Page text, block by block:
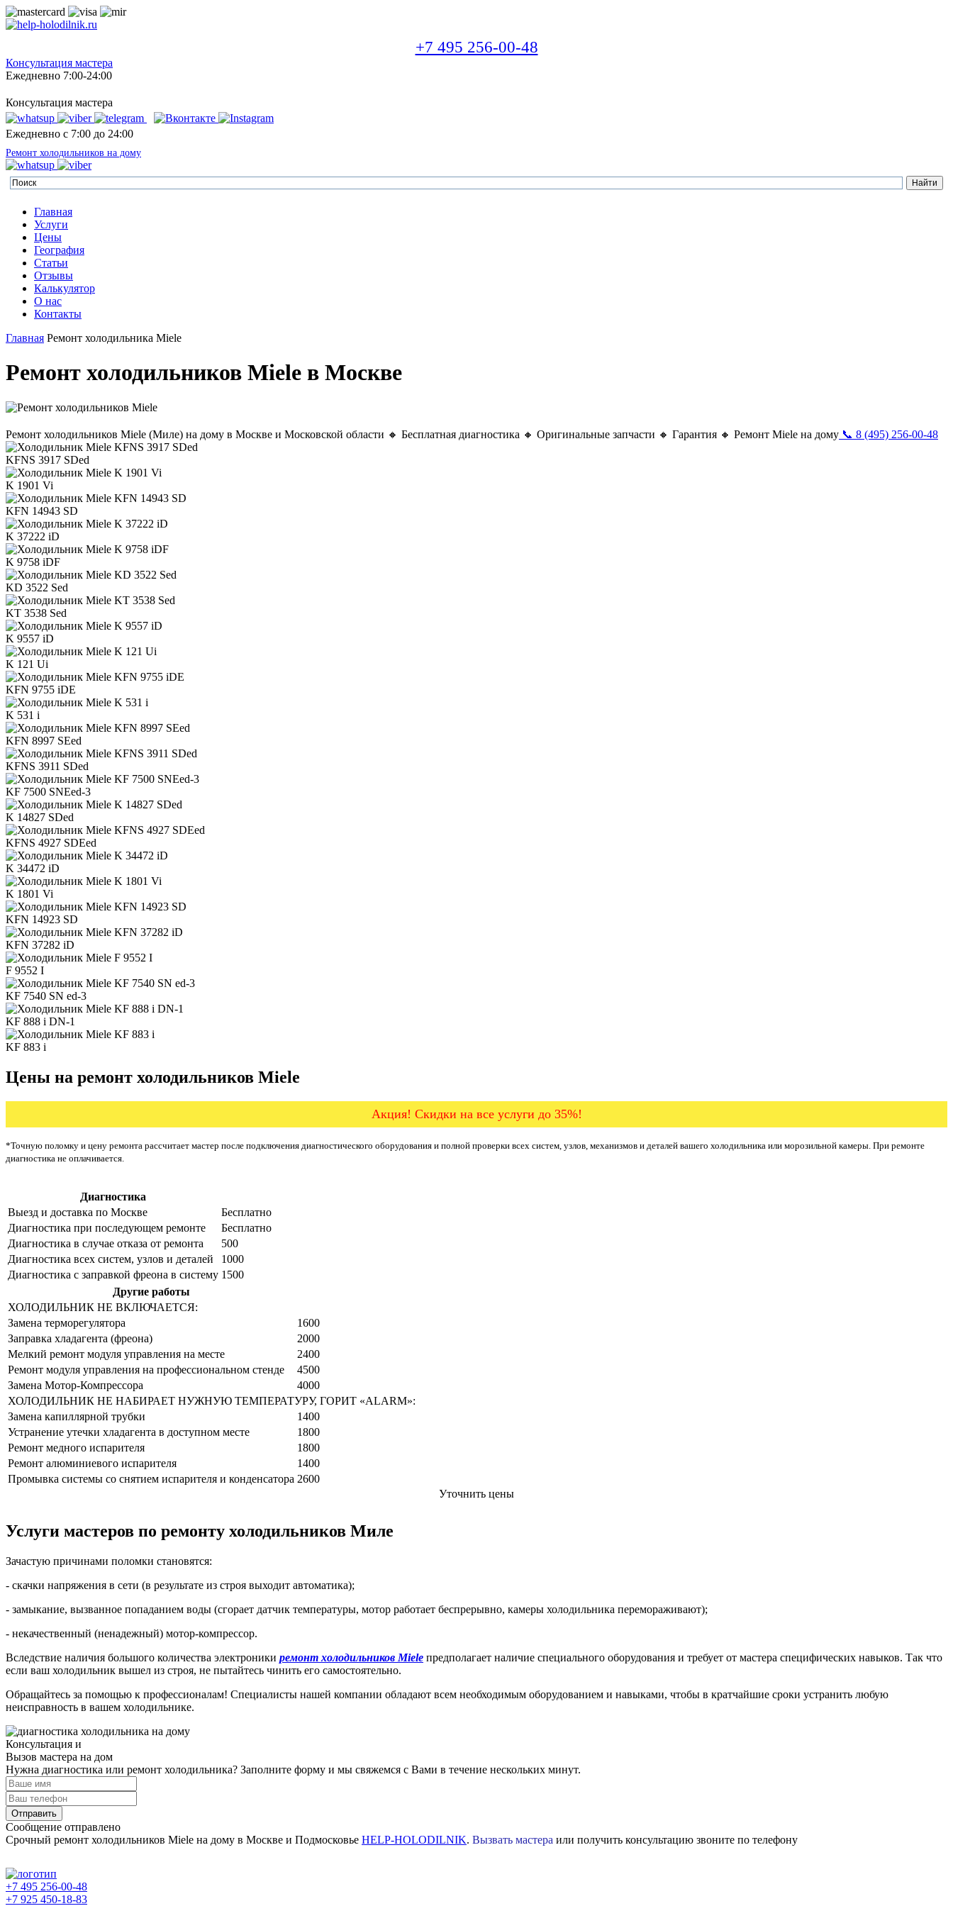
+7 495 256-00-48
Консультация мастера
Ежедневно 7:00-24:00
Консультация мастера
Ежедневно с 7:00 до 24:00
Ремонт холодильников на дому
Главная
Услуги
Цены
География
Статьи
Отзывы
Калькулятор
О нас
Контакты
Главная Ремонт холодильника Miele
Ремонт холодильников Miele в Москве
Ремонт холодильников Miele (Миле) на дому в Москве и Московской области 🔸 Бесплатная диагностика 🔸 Оригинальные запчасти 🔸 Гарантия 🔸 Ремонт Miele на дому 📞 8 (495) 256-00-48
KFNS 3917 SDed
K 1901 Vi
KFN 14943 SD
K 37222 iD
K 9758 iDF
KD 3522 Sed
KT 3538 Sed
K 9557 iD
K 121 Ui
KFN 9755 iDE
K 531 i
KFN 8997 SEed
KFNS 3911 SDed
KF 7500 SNEed-3
K 14827 SDed
KFNS 4927 SDEed
K 34472 iD
K 1801 Vi
KFN 14923 SD
KFN 37282 iD
F 9552 I
KF 7540 SN ed-3
KF 888 i DN-1
KF 883 i
Цены на ремонт холодильников Miele
Акция! Скидки на все услуги до 35%!
*Точную поломку и цену ремонта рассчитает мастер после подключения диагностического оборудования и полной проверки всех систем, узлов, механизмов и деталей вашего холодильника или морозильной камеры. При ремонте
диагностика не оплачивается.
Диагностика
Выезд и доставка по Москве
Бесплатно
Диагностика при последующем ремонте
Бесплатно
Диагностика в случае отказа от ремонта
500
Диагностика всех систем, узлов и деталей
1000
Диагностика с заправкой фреона в систему 1500
Другие работы
ХОЛОДИЛЬНИК НЕ ВКЛЮЧАЕТСЯ:
Замена терморегулятора
1600
Заправка хладагента (фреона)
2000
Мелкий ремонт модуля управления на месте
2400
Ремонт модуля управления на профессиональном стенде
4500
Замена Мотор-Компрессора
4000
ХОЛОДИЛЬНИК НЕ НАБИРАЕТ НУЖНУЮ ТЕМПЕРАТУРУ, ГОРИТ «ALARM»:
Замена капиллярной трубки
1400
Устранение утечки хладагента в доступном месте
1800
Ремонт медного испарителя
1800
Ремонт алюминиевого испарителя
1400
Промывка системы со снятием испарителя и конденсатора 2600
Уточнить цены
Услуги мастеров по ремонту холодильников Миле
Зачастую причинами поломки становятся:
- скачки напряжения в сети (в результате из строя выходит автоматика);
- замыкание, вызванное попаданием воды (сгорает датчик температуры, мотор работает беспрерывно, камеры холодильника перемораживают);
- некачественный (ненадежный) мотор-компрессор.
Вследствие наличия большого количества электроники ремонт холодильников Miele предполагает наличие специального оборудования и требует от мастера специфических навыков. Так что
если ваш холодильник вышел из строя, не пытайтесь чинить его самостоятельно.
Обращайтесь за помощью к профессионалам! Специалисты нашей компании обладают всем необходимым оборудованием и навыками, чтобы в кратчайшие сроки устранить любую
неисправность в вашем холодильнике.
Консультация и
Вызов мастера на дом
Нужна диагностика или ремонт холодильника? Заполните форму и мы свяжемся с Вами в течение нескольких минут.
Отправить
Сообщение отправлено
Срочный ремонт холодильников Miele на дому в Москве и Подмосковье HELP-HOLODILNIK. Вызвать мастера или получить консультацию звоните по телефону
+7 495 256-00-48
+7 925 450-18-83